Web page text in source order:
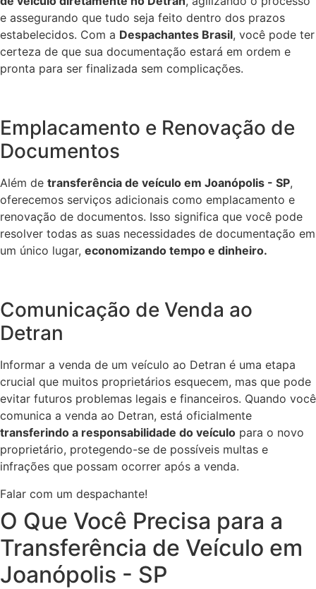
e assegurando que tudo seja feito dentro dos prazos
estabelecidos. Com a Despachantes Brasil, você pode ter
certeza de que sua documentação estará em ordem e
pronta para ser finalizada sem complicações.
Emplacamento e Renovação de
Documentos
Além de transferência de veículo em Joanópolis - SP,
oferecemos serviços adicionais como emplacamento e
renovação de documentos. Isso significa que você pode
resolver todas as suas necessidades de documentação em
um único lugar, economizando tempo e dinheiro.
Comunicação de Venda ao
Detran
Informar a venda de um veículo ao Detran é uma etapa
crucial que muitos proprietários esquecem, mas que pode
evitar futuros problemas legais e financeiros. Quando você
comunica a venda ao Detran, está oficialmente
transferindo a responsabilidade do veículo para o novo
proprietário, protegendo-se de possíveis multas e
infrações que possam ocorrer após a venda.
Falar com um despachante!
O Que Você Precisa para a
Transferência de Veículo em
Joanópolis - SP